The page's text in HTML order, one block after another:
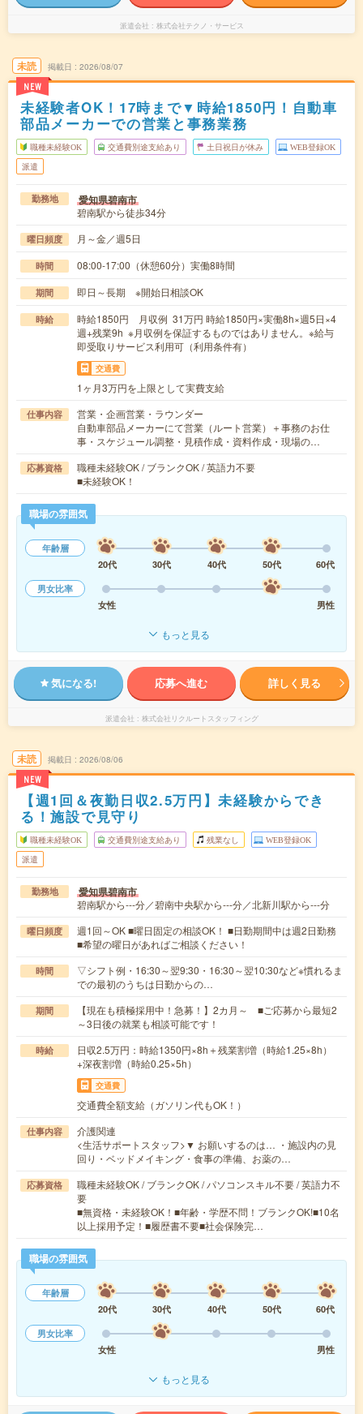
派遣会社 株式会社テクノ・サービス
未読
NEW
掲載日 2026/08/07
未経験者OK！17時まで▼時給1850円！自動車
部品メーカーでの営業と事務業務
職種未経験OK 交通費別途支給あり 土日祝日が休み WEB登録OK
派遣
勤務地 愛知県碧南市
碧南駅から徒歩34分
曜日頻度 月～金／週5日
時間 08:00-17:00（休憩60分）実働8時間
期間 即日～長期 ※開始日相談OK
時給
時給1850円 月収例 31万円 時給1850円×実働8h×週5日×4
週+残業9h ※月収例を保証するものではありません。※給与
即受取りサービス利用可（利用条件有）
交通費
1ヶ月3万円を上限として実費支給
仕事内容
営業・企画営業・ラウンダー
自動車部品メーカーにて営業（ルート営業）＋事務のお仕
事・スケジュール調整・見積作成・資料作成・現場の…
応募資格
職種未経験OK / ブランクOK / 英語力不要
■未経験OK！
職場の雰囲気
年齢層
20代
30代 40代 50代
60代
男女比率
女性
男性
もっと見る
気になる! 応募へ進む 詳しく見る
派遣会社 株式会社リクルートスタッフィング
未読
NEW
掲載日 2026/08/06
【週1回＆夜勤日収2.5万円】未経験からでき
る！施設で見守り
職種未経験OK 交通費別途支給あり 残業なし WEB登録OK
派遣
勤務地 愛知県碧南市
碧南駅から---分／碧南中央駅から---分／北新川駅から---分
曜日頻度
週1回～OK ■曜日固定の相談OK！ ■日勤期間中は週2日勤務
■希望の曜日があればご相談ください！
時間
▽シフト例・16:30～翌9:30・16:30～翌10:30など※慣れるま
での最初のうちは日勤からの…
期間
【現在も積極採用中！急募！】2カ月～ ■ご応募から最短2
～3日後の就業も相談可能です！
時給
日収2.5万円：時給1350円×8h＋残業割増（時給1.25×8h）
+深夜割増（時給0.25×5h）
交通費
交通費全額支給（ガソリン代もOK！）
仕事内容
介護関連
<生活サポートスタッフ>▼ お願いするのは… ・施設内の見
回り・ベッドメイキング・食事の準備、お薬の…
応募資格
職種未経験OK / ブランクOK / パソコンスキル不要 / 英語力不
要
■無資格・未経験OK！■年齢・学歴不問！ブランクOK!■10名
以上採用予定！■履歴書不要■社会保険完…
職場の雰囲気
年齢層
20代
30代 40代 50代
60代
男女比率
女性
男性
もっと見る